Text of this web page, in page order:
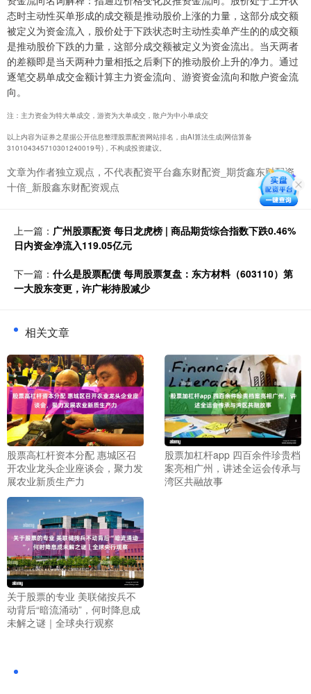
态时主动性买单形成的成交额是推动股价上涨的力量，这部分成交额
被定义为资金流入，股价处于下跌状态时主动性卖单产生的的成交额
是推动股价下跌的力量，这部分成交额被定义为资金流出。当天两者
的差额即是当天两种力量相抵之后剩下的推动股价上升的净力。通过
逐笔交易单成交金额计算主力资金流向、游资资金流向和散户资金流
向。
注：主力资金为特大单成交，游资为大单成交，散户为中小单成交
以上内容为证券之星据公开信息整理股票配资网站排名，由AI算法生成(网信算备
310104345710301240019号)，不构成投资建议。
文章为作者独立观点，不代表配资平台鑫东财配资_期货鑫东财配资
十倍_新股鑫东财配资观点
上一篇： 广州股票配资 每日龙虎榜 | 商品期货综合指数下跌0.46%
日内资金净流入119.05亿元
下一篇： 什么是股票配债 每周股票复盘：东方材料（603110）第
一大股东变更，许广彬持股减少
相关文章
股票高杠杆资本分配 惠城区召
开农业龙头企业座谈会，聚力发
展农业新质生产力
股票加杠杆app 四百余件珍贵档
案亮相广州，讲述全运会传承与
湾区共融故事
关于股票的专业 美联储按兵不
动背后“暗流涌动”，何时降息成
未解之谜｜全球央行观察